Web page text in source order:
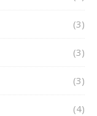
(3)
(3)
(3)
(4)